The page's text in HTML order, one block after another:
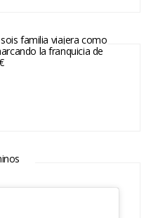
familia viajera como
la franquicia de